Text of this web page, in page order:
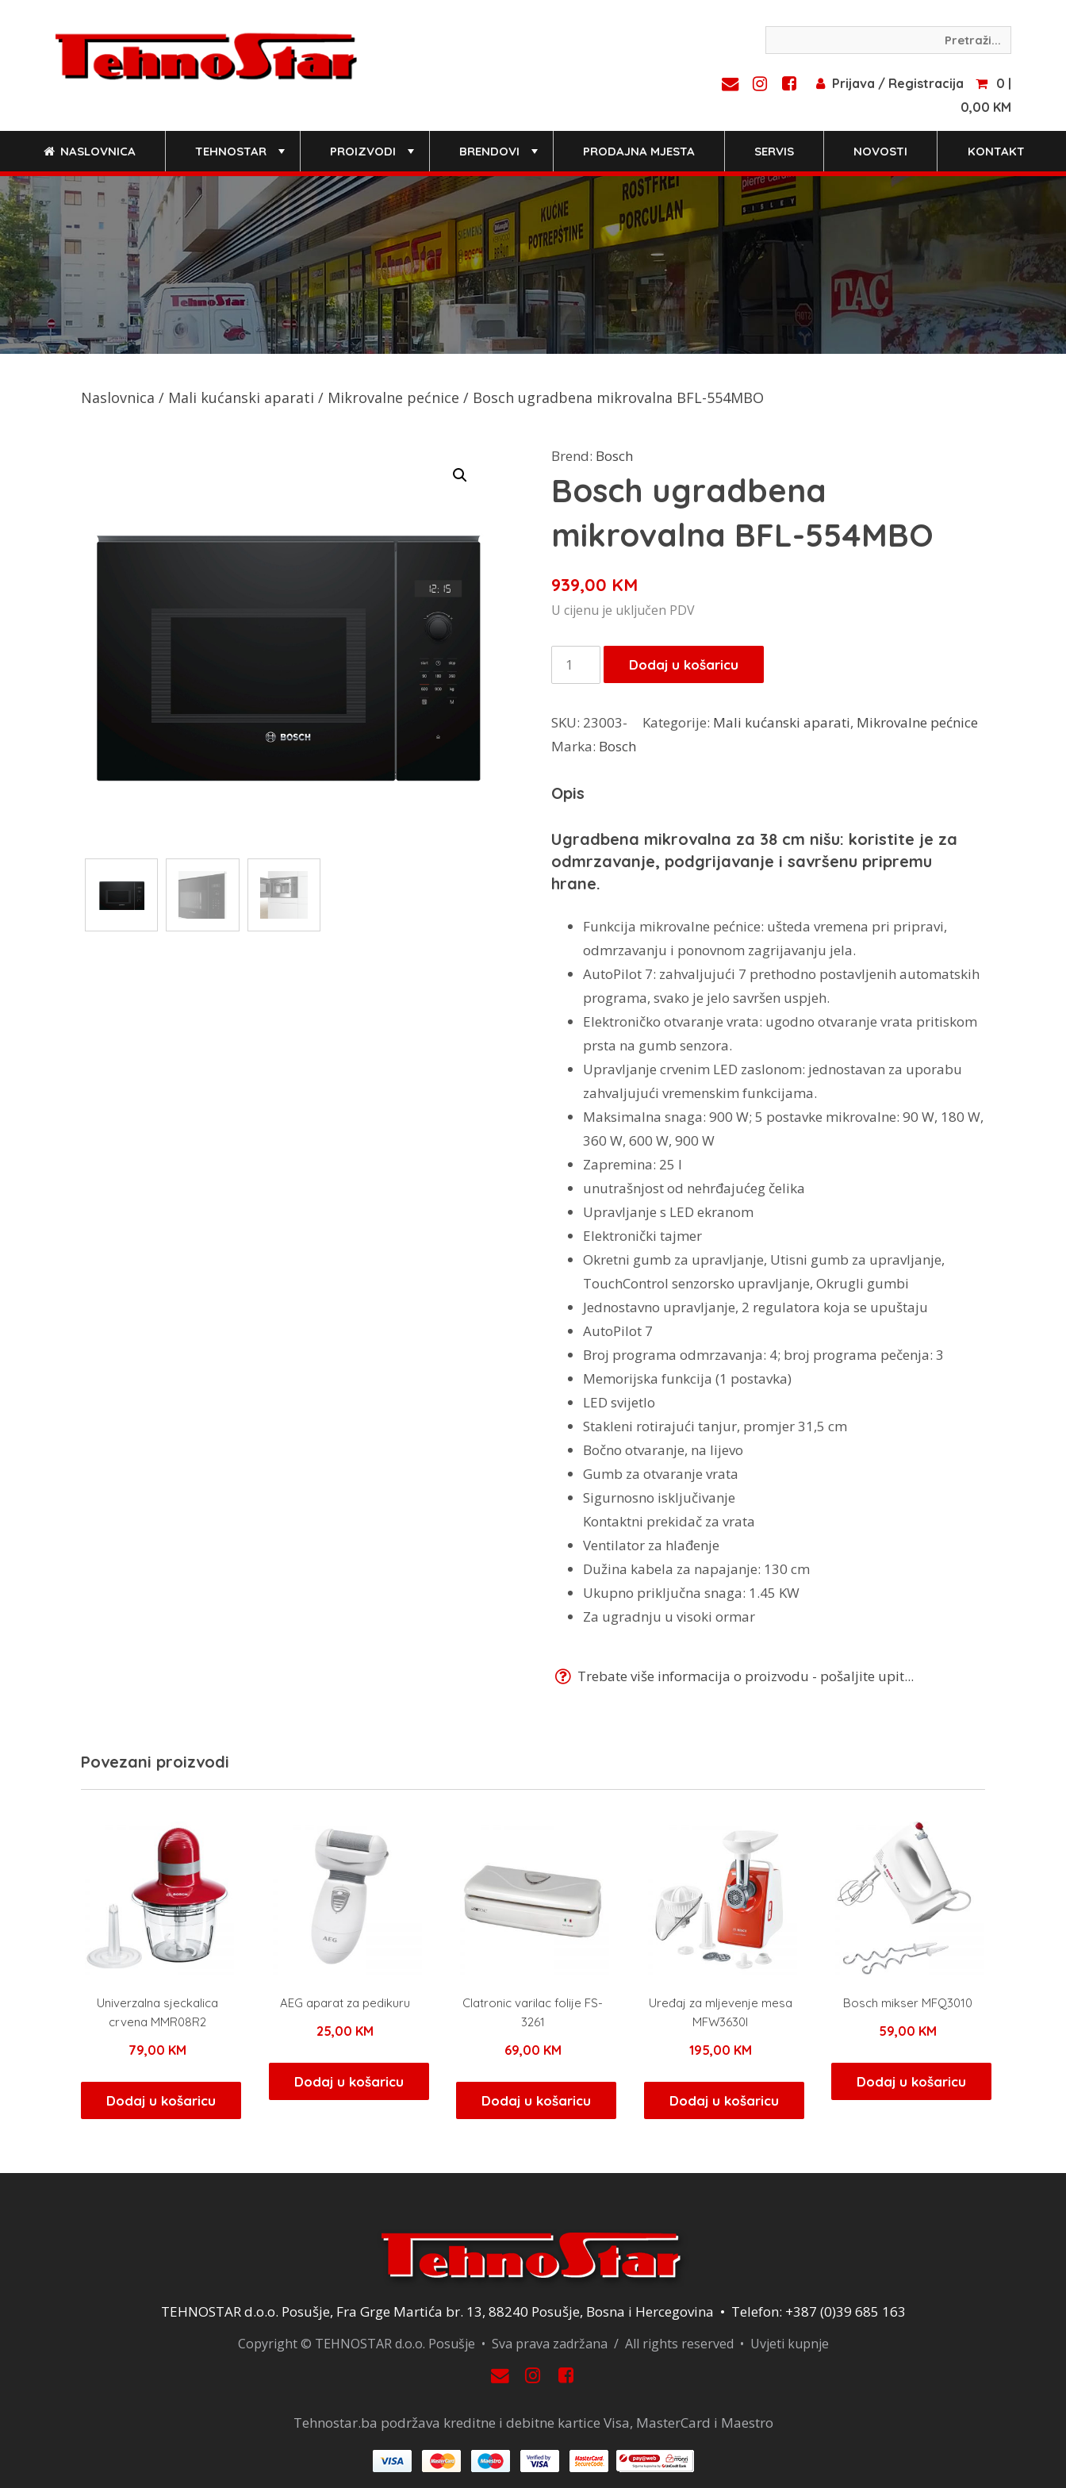
Prijava / Registracija
0 |
0,00 KM
NASLOVNICA TEHNOSTAR PROIZVODI BRENDOVI PRODAJNA MJESTA SERVIS NOVOSTI KONTAKT
Naslovnica / Mali kućanski aparati / Mikrovalne pećnice / Bosch ugradbena mikrovalna BFL-554MBO
Brend: Bosch
Bosch ugradbena
mikrovalna BFL-554MBO
939,00 KM
U cijenu je uključen PDV
Bosch
ugradbena
BFL-
554MBO
Dodaj u košaricu
SKU: 23003- Kategorije: Mali kućanski aparati, Mikrovalne pećnice
Marka: Bosch
Opis
Ugradbena mikrovalna za 38 cm nišu: koristite je za
odmrzavanje, podgrijavanje i savršenu pripremu
hrane.
Funkcija mikrovalne pećnice: ušteda vremena pri pripravi,
odmrzavanju i ponovnom zagrijavanju jela.
AutoPilot 7: zahvaljujući 7 prethodno postavljenih automatskih
programa, svako je jelo savršen uspjeh.
Elektroničko otvaranje vrata: ugodno otvaranje vrata pritiskom
prsta na gumb senzora.
Upravljanje crvenim LED zaslonom: jednostavan za uporabu
zahvaljujući vremenskim funkcijama.
Maksimalna snaga: 900 W; 5 postavke mikrovalne: 90 W, 180 W,
360 W, 600 W, 900 W
Zapremina: 25 l
unutrašnjost od nehrđajućeg čelika
Upravljanje s LED ekranom
Elektronički tajmer
Okretni gumb za upravljanje, Utisni gumb za upravljanje,
TouchControl senzorsko upravljanje, Okrugli gumbi
Jednostavno upravljanje, 2 regulatora koja se upuštaju
AutoPilot 7
Broj programa odmrzavanja: 4; broj programa pečenja: 3
Memorijska funkcija (1 postavka)
LED svijetlo
Stakleni rotirajući tanjur, promjer 31,5 cm
Bočno otvaranje, na lijevo
Gumb za otvaranje vrata
Sigurnosno isključivanje
Kontaktni prekidač za vrata
Ventilator za hlađenje
Dužina kabela za napajanje: 130 cm
Ukupno priključna snaga: 1.45 KW
Za ugradnju u visoki ormar
Trebate više informacija o proizvodu - pošaljite upit...
Povezani proizvodi
Univerzalna sjeckalica
crvena MMR08R2
79,00 KM
Dodaj u košaricu
AEG aparat za pedikuru
25,00 KM
Dodaj u košaricu
Clatronic varilac folije FS-
3261
69,00 KM
Dodaj u košaricu
Uređaj za mljevenje mesa
MFW3630I
195,00 KM
Dodaj u košaricu
Bosch mikser MFQ3010
59,00 KM
Dodaj u košaricu
TEHNOSTAR d.o.o. Posušje, Fra Grge Martića br. 13, 88240 Posušje, Bosna i Hercegovina • Telefon: +387 (0)39 685 163
Copyright © TEHNOSTAR d.o.o. Posušje • Sva prava zadržana / All rights reserved • Uvjeti kupnje
Tehnostar.ba podržava kreditne i debitne kartice Visa, MasterCard i Maestro